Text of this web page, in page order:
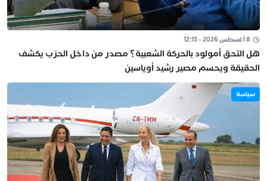
8 أغسطس 2026 - 12:13
هل التحق أمولود بالحركة الشعبية؟ مصدر من داخل الحزب يكشف
الحقيقة ويحسم مصير رشيد أوياسين
سياسة